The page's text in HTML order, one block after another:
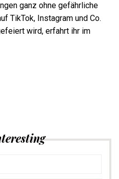
ganz ohne gefährliche
TikTok, Instagram und Co.
wird, erfahrt ihr im